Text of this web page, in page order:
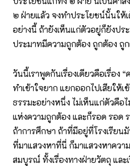
๒ ฝ่ายแล้ว จงทำประโยชน์นั้นให้
อย่างนี้ ถ้ายังเห็นแก่ตัวอยู่ก็ยังปร
ประมาทมีความถูกต้อง ถูกต้อง ถู
วันนี้เราพูดกันเรื่องเดียวคือเรื่อง
ทำเข้าใจยาก แยกออกไปเสียให้
ธรรมะอย่างหนึ่ง ไม่เห็นแก่ตัวคือ
แห่งความถูกต้อง และก็รอด รอด
ถ้าการศึกษา ถ้าที่มีอยู่ที่โรงเรียน
ที่มาแสวงหาที่นี่ ก็มาแสวงหาควา
สมบูรณ์ ทั้งเรื่องทางฝ่ายวัตถุ แล